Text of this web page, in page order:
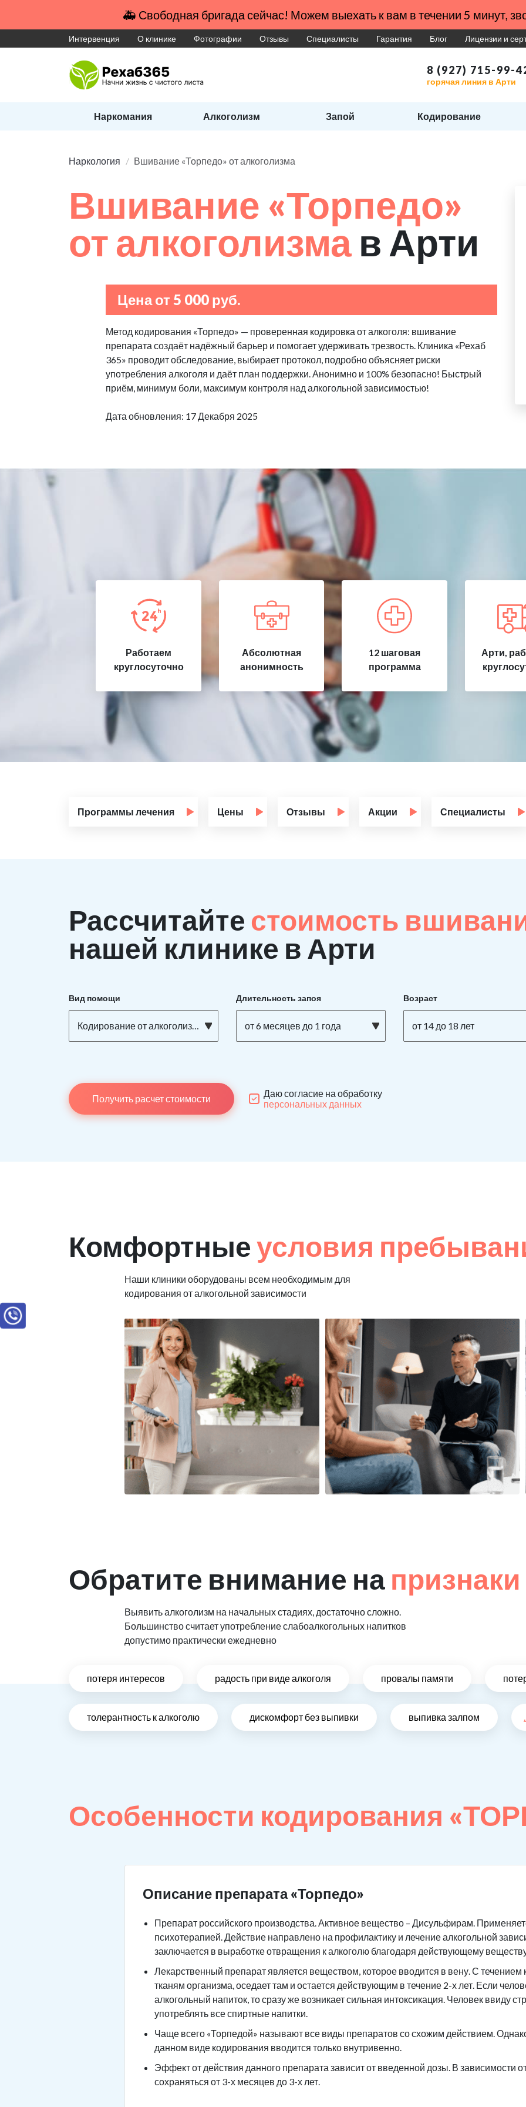
🚑 Свободная бригада сейчас! Можем выехать к вам в течении 5 минут,
Интервенция О клинике Фотографии Отзывы Специалисты Гарантия Блог Лицензии и
8 (927) 715-99-
горячая линия в Арти
Наркомания Алкоголизм Запой Кодирование
Наркология Вшивание «Торпедо» от алкоголизма
Вшивание «Торпедо»
от алкоголизма в Арти
Цена от 5 000 руб.
Метод кодирования «Торпедо» — проверенная кодировка от алкоголя: вшивание
препарата создаёт надёжный барьер и помогает удерживать трезвость. Клиника «Рехаб
365» проводит обследование, выбирает протокол, подробно объясняет риски
употребления алкоголя и даёт план поддержки. Анонимно и 100% безопасно! Быстрый
приём, минимум боли, максимум контроля над алкогольной зависимостью!
Дата обновления: 17 Декабря 2025
Работаем
круглосуточно
Абсолютная
анонимность
12 шаговая
программа
Арти,
Программы лечения Цены Отзывы Акции Специалисты
Рассчитайте стоимость
нашей клинике в Арти
Вид помощи
Кодирование от алкоголизма ТОРПЕДО на дому
Длительность запоя
от 6 месяцев до 1 года
Возраст
от 14 до 18 лет
Получить расчет стоимости
Даю согласие на обработку
персональных данных
Комфортныеусловия
Наши клиники оборудованы всем необходимым для
кодирования от алкогольной зависимости
Обратите внимание на
Выявить алкоголизм на начальных стадиях, достаточно сложно.
Большинство считает употребление слабоалкогольных напитков
допустимо практически ежедневно
потеря интересов радость при виде алкоголя провалы памяти
толерантность к алкоголю дискомфорт без выпивки выпивка залпом
Особенности кодирования
Описание препарата «Торпедо»
Препарат российского производства. Активное вещество – Дисульфирам.
психотерапией. Действие направлено на профилактику и лечение алкогольной
заключается в выработке отвращения к алкоголю благодаря действующему
Лекарственный препарат является веществом, которое вводится в вену. С течением
тканям организма, оседает там и остается действующим в течение 2-х лет. Если
алкогольный напиток, то сразу же возникает сильная интоксикация. Человек ввиду
употреблять все спиртные напитки.
Чаще всего «Торпедой» называют все виды препаратов со схожим действием.
данном виде кодирования вводится только внутривенно.
Эффект от действия данного препарата зависит от введенной дозы. В зависимости
сохраняться от 3-х месяцев до 3-х лет.